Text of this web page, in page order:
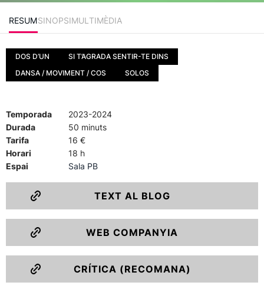
RESUMSINOPSIMULTIMÈDIA
DOS D’UN
SI T’AGRADA SENTIR-TE DINS
DANSA / MOVIMENT / COS
SOLOS
Temporada
2023-2024
Durada
50 minuts
Tarifa
16 €
Horari
18 h
Espai
Sala PB
TEXT AL BLOG
WEB COMPANYIA
CRÍTICA (RECOMANA)